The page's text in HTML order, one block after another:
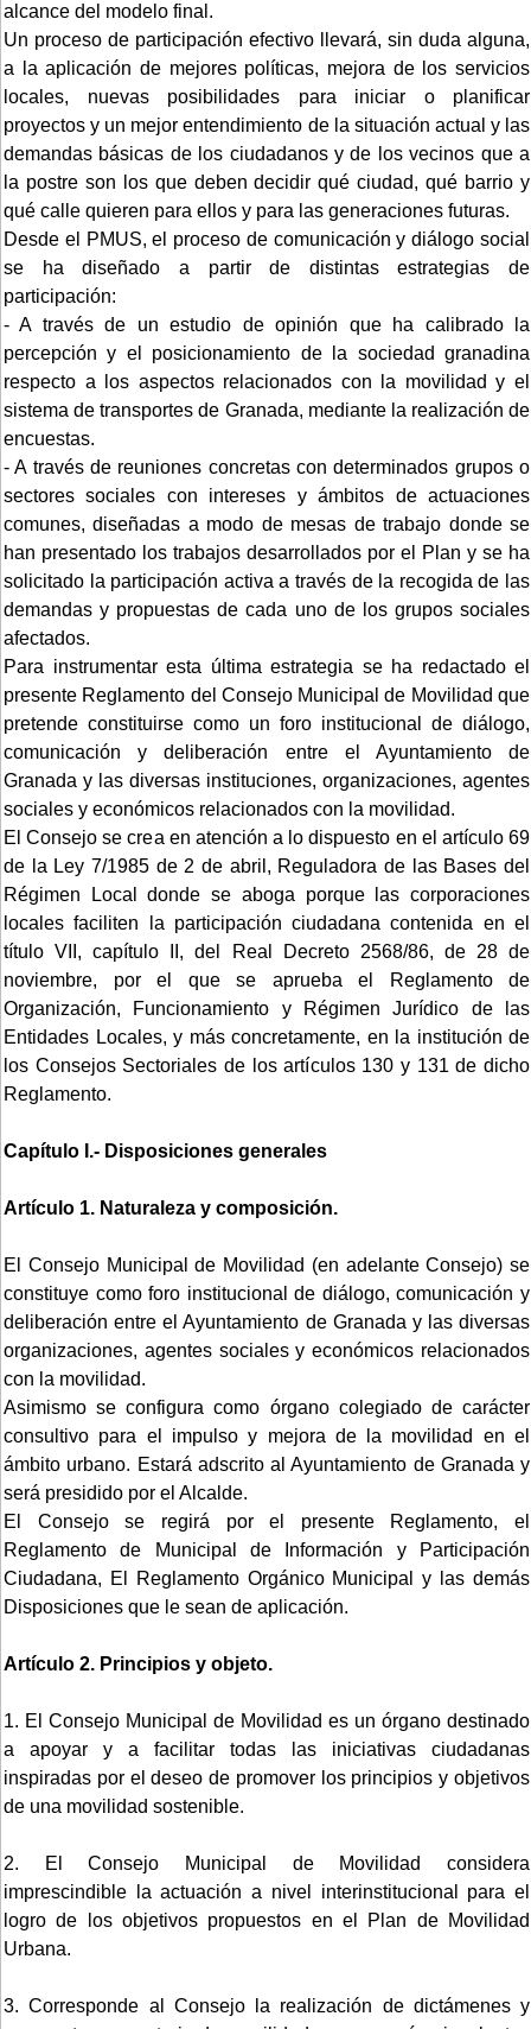
alcance del modelo final.
Un proceso de participación efectivo llevará, sin duda alguna,
a la aplicación de mejores políticas, mejora de los servicios
locales, nuevas posibilidades para iniciar o planificar
proyectos y un mejor entendimiento de la situación actual y las
demandas básicas de los ciudadanos y de los vecinos que a
la postre son los que deben decidir qué ciudad, qué barrio y
qué calle quieren para ellos y para las generaciones futuras.
Desde el PMUS, el proceso de comunicación y diálogo social
se ha diseñado a partir de distintas estrategias de
participación:
- A través de un estudio de opinión que ha calibrado la
percepción y el posicionamiento de la sociedad granadina
respecto a los aspectos relacionados con la movilidad y el
sistema de transportes de Granada, mediante la realización de
encuestas.
- A través de reuniones concretas con determinados grupos o
sectores sociales con intereses y ámbitos de actuaciones
comunes, diseñadas a modo de mesas de trabajo donde se
han presentado los trabajos desarrollados por el Plan y se ha
solicitado la participación activa a través de la recogida de las
demandas y propuestas de cada uno de los grupos sociales
afectados.
Para instrumentar esta última estrategia se ha redactado el
presente Reglamento del Consejo Municipal de Movilidad que
pretende constituirse como un foro institucional de diálogo,
comunicación y deliberación entre el Ayuntamiento de
Granada y las diversas instituciones, organizaciones, agentes
sociales y económicos relacionados con la movilidad.
El Consejo se crea en atención a lo dispuesto en el artículo 69
de la Ley 7/1985 de 2 de abril, Reguladora de las Bases del
Régimen Local donde se aboga porque las corporaciones
locales faciliten la participación ciudadana contenida en el
título VII, capítulo II, del Real Decreto 2568/86, de 28 de
noviembre, por el que se aprueba el Reglamento de
Organización, Funcionamiento y Régimen Jurídico de las
Entidades Locales, y más concretamente, en la institución de
los Consejos Sectoriales de los artículos 130 y 131 de dicho
Reglamento.
Capítulo I.- Disposiciones generales
Artículo 1. Naturaleza y composición.
El Consejo Municipal de Movilidad (en adelante Consejo) se
constituye como foro institucional de diálogo, comunicación y
deliberación entre el Ayuntamiento de Granada y las diversas
organizaciones, agentes sociales y económicos relacionados
con la movilidad.
Asimismo se configura como órgano colegiado de carácter
consultivo para el impulso y mejora de la movilidad en el
ámbito urbano. Estará adscrito al Ayuntamiento de Granada y
será presidido por el Alcalde.
El Consejo se regirá por el presente Reglamento, el
Reglamento de Municipal de Información y Participación
Ciudadana, El Reglamento Orgánico Municipal y las demás
Disposiciones que le sean de aplicación.
Artículo 2. Principios y objeto.
1. El Consejo Municipal de Movilidad es un órgano destinado
a apoyar y a facilitar todas las iniciativas ciudadanas
inspiradas por el deseo de promover los principios y objetivos
de una movilidad sostenible.
2. El Consejo Municipal de Movilidad considera
imprescindible la actuación a nivel interinstitucional para el
logro de los objetivos propuestos en el Plan de Movilidad
Urbana.
3. Corresponde al Consejo la realización de dictámenes y